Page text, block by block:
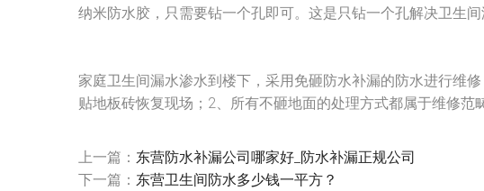
纳米防水胶，只需要钻一个孔即可。这是只钻一个孔解决卫生
家庭卫生间漏水渗水到楼下，采用免砸防水补漏的防水进行维
贴地板砖恢复现场；2、所有不砸地面的处理方式都属于维修范
上一篇： 东营防水补漏公司哪家好_防水补漏正规公司
下一篇： 东营卫生间防水多少钱一平方？